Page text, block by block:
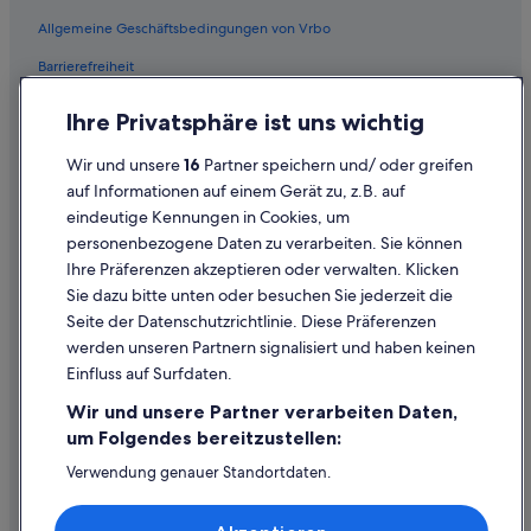
Flüge von Kopenhagen (CPH) nach Wien (VIE)
Flüge von Cucuta (CUC) nach Wien (VIE)
Flüge von Dubrovnik (DBV) nach Wien (VIE)
Flüge von Düsseldorf (DUS) nach Wien (VIE)
Flüge von Dubai (DXB) nach Wien (VIE)
Flüge von San Sebastián (EAS) nach Wien (VIE)
Flüge von Portoferraio (EBA) nach Wien (VIE)
Flüge von Ankara (ESB) nach Wien (VIE)
Flüge von Elat (ETH) nach Wien (VIE)
Flüge von Fès (FEZ) nach Wien (VIE)
Flüge von Neubrandenburg (FNB) nach Wien (VIE)
Flüge von Frankfurt (FRA) nach Wien (VIE)
Allgemeine Geschäftsbedingungen von Vrbo
Barrierefreiheit
Rechtliche Hinweise/Kontakt
Inhaltsrichtlinien und Melden von Inhalten
Hilfe
Hilfe
Rückerstattungsprozess und Zeitrahmen
Buchen Sie einen Flug mit einer Gutschrift bei der Fluggesellschaft
Internationale Reisedokumente
Ihre Privatsphäre ist uns wichtig
Wir und unsere16 Partner speichern und/ oder greifen
auf Informationen auf einem Gerät zu, z.B. auf
eindeutige Kennungen in Cookies, um
personenbezogene Daten zu verarbeiten. Sie können
Ihre Präferenzen akzeptieren oder verwalten. Klicken
Sie dazu bitte unten oder besuchen Sie jederzeit die
Seite der Datenschutzrichtlinie. Diese Präferenzen
werden unseren Partnern signalisiert und haben keinen
Einfluss auf Surfdaten.
Wir und unsere Partner verarbeiten Daten,
um Folgendes bereitzustellen:
Verwendung genauer Standortdaten.
Speichern von oder Zugriff auf Informationen auf einem